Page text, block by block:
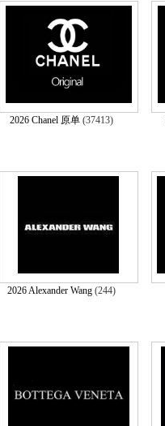
2026 Chanel 原单 (37413)
2026 Alexander Wang (244)